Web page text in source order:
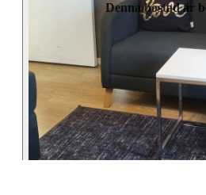
Denna bostad är